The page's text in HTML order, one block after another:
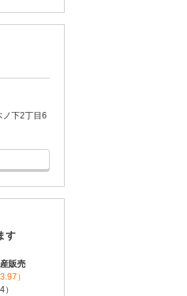
詳細を見る
ノ下2丁目6
す
販売
3.97）